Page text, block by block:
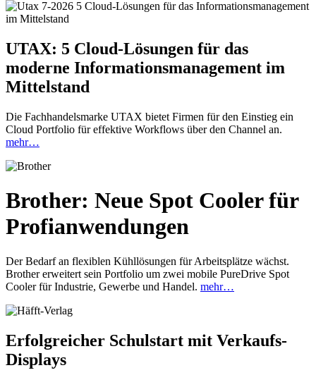
UTAX: 5 Cloud-Lösungen für das
moderne Informationsmanagement im
Mittelstand
Die Fachhandelsmarke UTAX bietet Firmen für den Einstieg ein
Cloud Portfolio für effektive Workflows über den Channel an.
mehr…
Brother: Neue Spot Cooler für
Profianwendungen
Der Bedarf an flexiblen Kühllösungen für Arbeitsplätze wächst.
Brother erweitert sein Portfolio um zwei mobile PureDrive Spot
Cooler für Industrie, Gewerbe und Handel. mehr…
Erfolgreicher Schulstart mit Verkaufs-
Displays